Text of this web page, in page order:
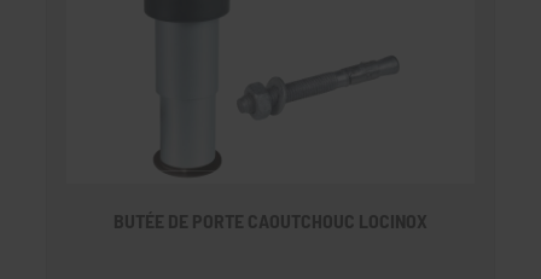
BUTÉE DE PORTE CAOUTCHOUC LOCINOX